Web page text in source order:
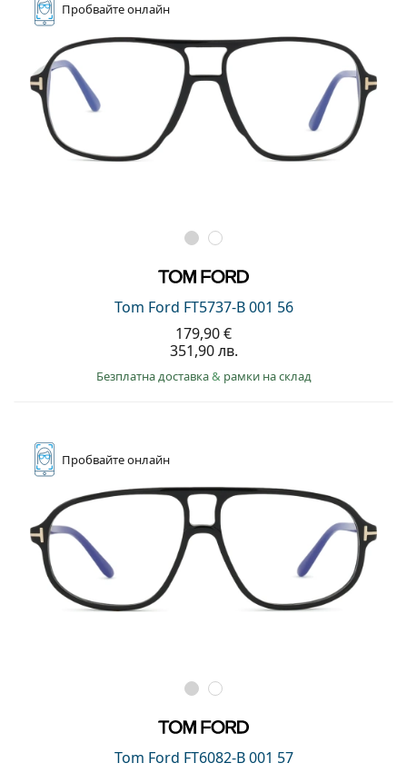
Пробвайтеонлайн
Tom Ford FT5737-B 001 56
179,90 €
351,90 лв.
Безплатна доставка& рамки на склад
Пробвайтеонлайн
Tom Ford FT6082-B 001 57